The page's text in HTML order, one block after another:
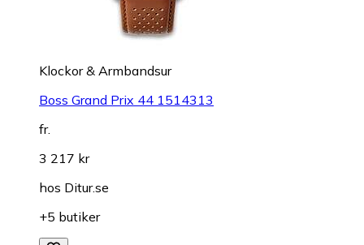
Klockor & Armbandsur
Boss Grand Prix 44 1514313
fr.
3 217 kr
hos Ditur.se
+5 butiker